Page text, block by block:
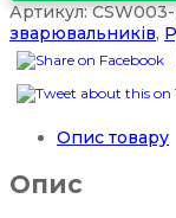
Артикул:
зварювальників,
Опис товару
Опис